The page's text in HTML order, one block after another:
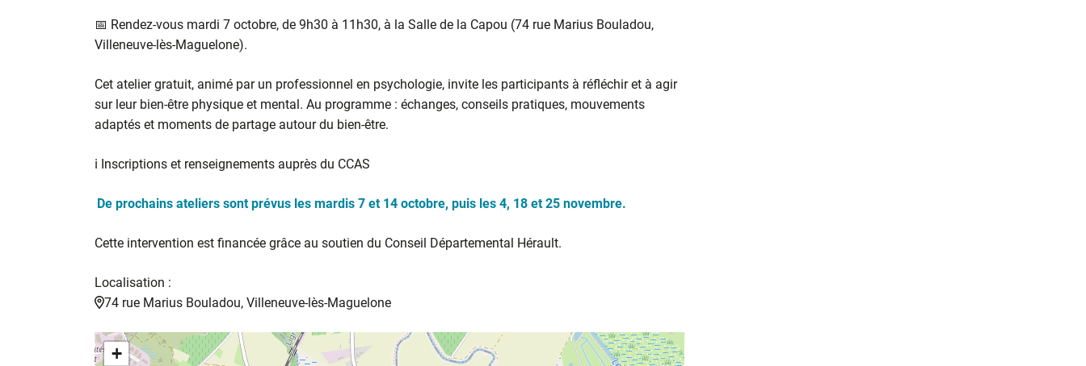
📅 Rendez-vous mardi 7 octobre, de 9h30 à 11h30, à la Salle de la Capou (74 rue Marius Bouladou,
Villeneuve-lès-Maguelone).
Cet atelier gratuit, animé par un professionnel en psychologie, invite les participants à réfléchir et à agir
sur leur bien-être physique et mental. Au programme : échanges, conseils pratiques, mouvements
adaptés et moments de partage autour du bien-être.
ℹ️ Inscriptions et renseignements auprès du CCAS
De prochains ateliers sont prévus les mardis 7 et 14 octobre, puis les 4, 18 et 25 novembre.
Cette intervention est financée grâce au soutien du Conseil Départemental Hérault.
Localisation :
74 rue Marius Bouladou, Villeneuve-lès-Maguelone
+